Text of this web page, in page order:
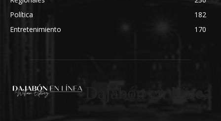
Política
182
Entretenimiento
170